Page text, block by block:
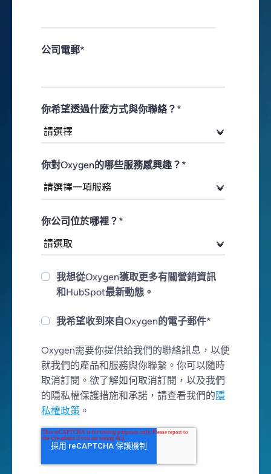
公司電郵*
你希望透過什麼方式與你聯絡？ *
你對Oxygen的哪些服務感興趣？ *
你公司位於哪裡？ *
我想從Oxygen獲取更多有關營銷資訊
和HubSpot最新動態。
我希望收到來自Oxygen的電子郵件*
Oxygen需要你提供給我們的聯絡訊息，以便
就我們的產品和服務與你聯繫。你可以隨時
取消訂閱。欲了解如何取消訂閱，以及我們
的隱私權保護措施和承諾，請查看我們的隱
私權政策 。